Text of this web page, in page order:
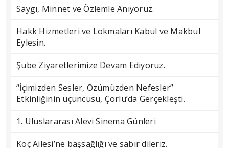
Saygı, Minnet ve Özlemle Anıyoruz.
Hakk Hizmetleri ve Lokmaları Kabul ve Makbul
Eylesin.
Şube Ziyaretlerimize Devam Ediyoruz.
“İçimizden Sesler, Özümüzden Nefesler”
Etkinliğinin üçüncüsü, Çorlu’da Gerçekleşti.
1. Uluslararası Alevi Sinema Günleri
Koç Ailesi’ne başsağlığı ve sabır dileriz.